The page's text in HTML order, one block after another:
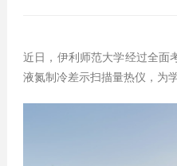
近日，伊利师范大学经过全面
液氮制冷差示扫描量热仪，为